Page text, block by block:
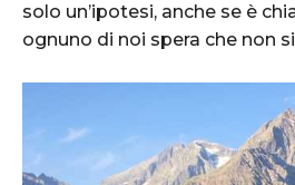
solo un’ipotesi, anche se è
ognuno di noi spera che non